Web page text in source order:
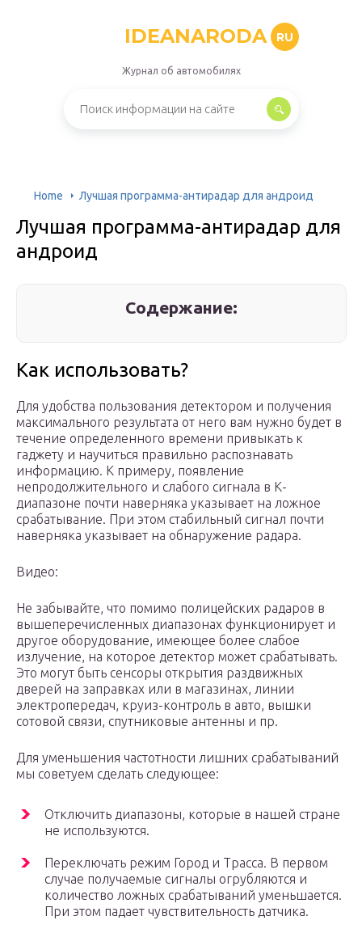
IDEANARODA RU
Журнал об автомобилях
Home Лучшая программа-антирадар для андроид
Лучшая программа-антирадар для
андроид
Содержание:
Как использовать?
Для удобства пользования детектором и получения
максимального результата от него вам нужно будет в
течение определенного времени привыкать к
гаджету и научиться правильно распознавать
информацию. К примеру, появление
непродолжительного и слабого сигнала в К-
диапазоне почти наверняка указывает на ложное
срабатывание. При этом стабильный сигнал почти
наверняка указывает на обнаружение радара.
Видео:
Не забывайте, что помимо полицейских радаров в
вышеперечисленных диапазонах функционирует и
другое оборудование, имеющее более слабое
излучение, на которое детектор может срабатывать.
Это могут быть сенсоры открытия раздвижных
дверей на заправках или в магазинах, линии
электропередач, круиз-контроль в авто, вышки
сотовой связи, спутниковые антенны и пр.
Для уменьшения частотности лишних срабатываний
мы советуем сделать следующее:
Отключить диапазоны, которые в нашей стране
не используются.
Переключать режим Город и Трасса. В первом
случае получаемые сигналы огрубляются и
количество ложных срабатываний уменьшается.
При этом падает чувствительность датчика.